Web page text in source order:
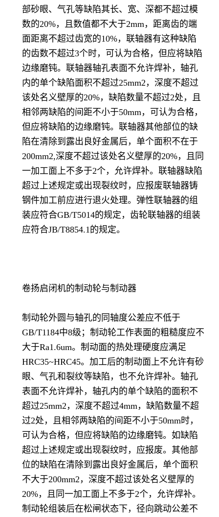
部砂眼、气孔等缺陷其长、宽、深都不超过模
数的20%，且数值都不大于2mm，距离齿的端
面距离不超过齿宽的10%，联轴器有这种缺陷
的齿数不超过3个时，可认为合格，但应将缺陷
边缘磨钝。联轴器轴孔表面不允许焊补，轴孔
内的单个缺陷面积不超过25mm2，深度不超过
该处名义壁厚的20%，缺陷数量不超过2处，且
相邻两缺陷的间距不小于50mm，可认为合格，
但应将缺陷的边缘磨钝。联轴器其他部位的缺
陷在清除到露出良好金属后，单个面积不在于
200mm2,深度不超过该处名义壁厚的20%，且同
一加工面上不多于2个，允许焊补。联轴器缺陷
超过上述规定或出现裂纹时，应报废联轴器铸
钢件加工前应进行退火处理。弹性联轴器的组
装应符合GB/T5014的规定，齿轮联轴器的组装
应符合JB/T8854.1的规定。
卷扬启闭机的制动轮与制动器
制动轮外圆与轴孔的同轴度公差应不低于
GB/T1184中8级；制动轮工作表面的粗糙度应不
大于Ra1.6um。制动面的热处理硬度应满足
HRC35~HRC45。加工后的制动面上不允许有砂
眼、气孔和裂纹等缺陷，也不允许焊补。轴孔
表面不允许焊补，轴孔内的单个缺陷的面积不
超过25mm2，深度不超过4mm，缺陷数量不超
过2处，且相邻两缺陷的间距不小于50mm时，
可认为合格，但应将缺陷的边缘磨钝。如缺陷
超过上述规定或出现裂纹时，应报废。其他部
位的缺陷在清除到露出良好金属后，单个面积
不大于200mm2，深度不超过该处名义壁厚的
20%，且同一加工面上不多于2个，允许焊补。
制动轮组装后在松闸状态下，径向跳动公差不